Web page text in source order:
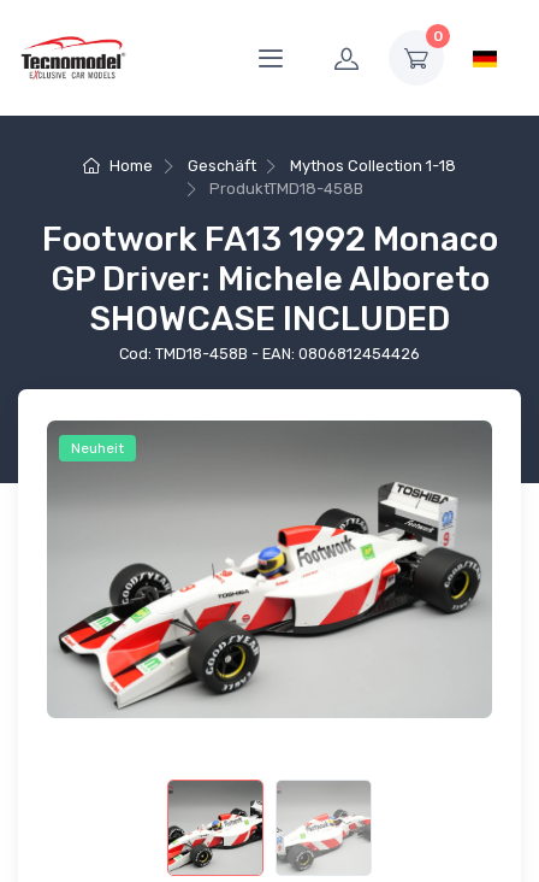
0
Home Geschäft
Mythos Collection 1-18
ProduktTMD18-458B
Footwork FA13 1992 Monaco
GP Driver: Michele Alboreto
SHOWCASE INCLUDED
Cod: TMD18-458B - EAN: 0806812454426
Neuheit